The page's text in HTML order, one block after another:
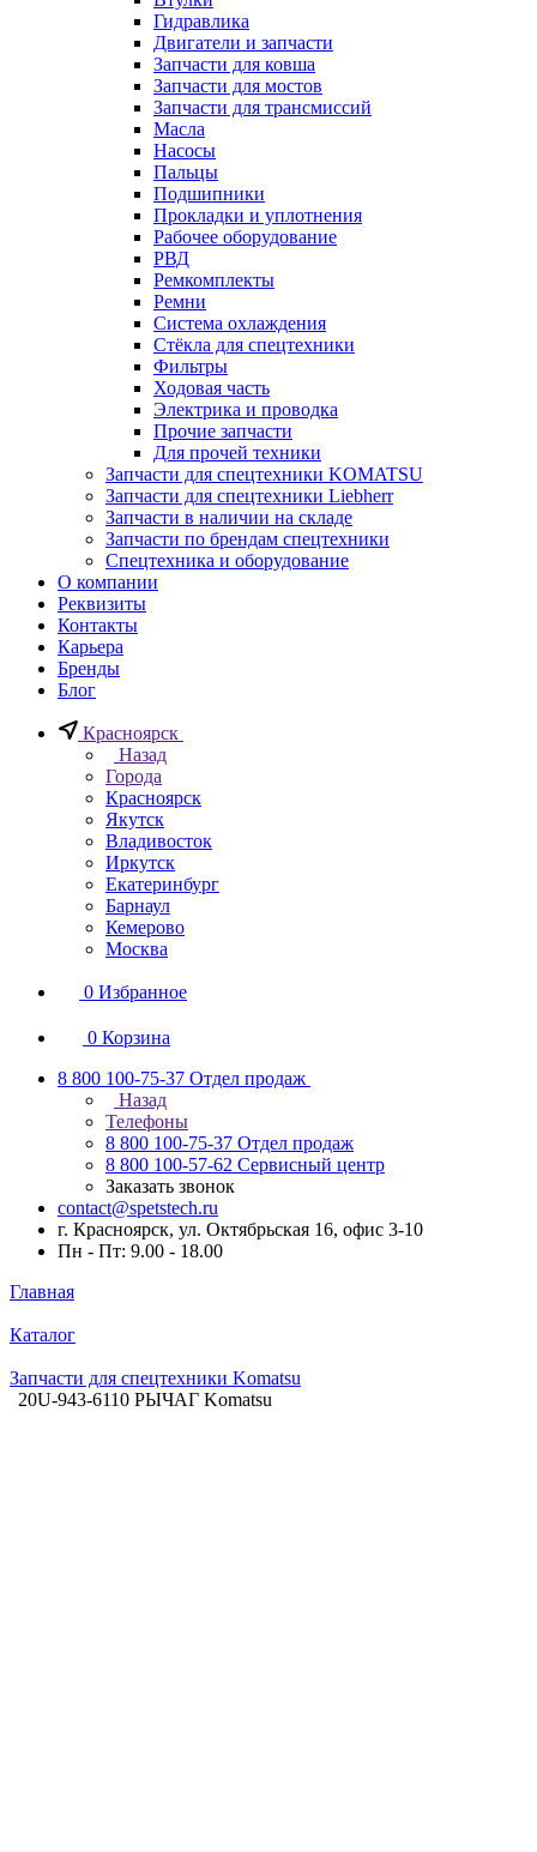
Гидравлика
Двигатели и запчасти
Запчасти для ковша
Запчасти для мостов
Запчасти для трансмиссий
Масла
Насосы
Пальцы
Подшипники
Прокладки и уплотнения
Рабочее оборудование
РВД
Ремкомплекты
Ремни
Система охлаждения
Стёкла для спецтехники
Фильтры
Ходовая часть
Электрика и проводка
Прочие запчасти
Для прочей техники
Запчасти для спецтехники KOMATSU
Запчасти для спецтехники Liebherr
Запчасти в наличии на складе
Запчасти по брендам спецтехники
Спецтехника и оборудование
О компании
Реквизиты
Контакты
Карьера
Бренды
Блог
Красноярск
Назад
Города
Красноярск
Якутск
Владивосток
Иркутск
Екатеринбург
Барнаул
Кемерово
Москва
0 Избранное
0 Корзина
8 800 100-75-37 Отдел продаж
Назад
Телефоны
8 800 100-75-37 Отдел продаж
8 800 100-57-62 Сервисный центр
Заказать звонок
contact@spetstech.ru
г. Красноярск, ул. Октябрьская 16, офис 3-10
Пн - Пт: 9.00 - 18.00
Главная
Каталог
Запчасти для спецтехники Komatsu
20U-943-6110 РЫЧАГ Komatsu